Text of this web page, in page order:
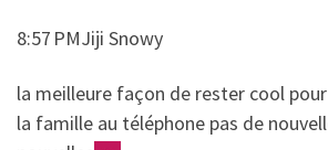
8:57 PMJiji Snowy
​​la meilleure façon de rester cool
la famille au téléphone pas de